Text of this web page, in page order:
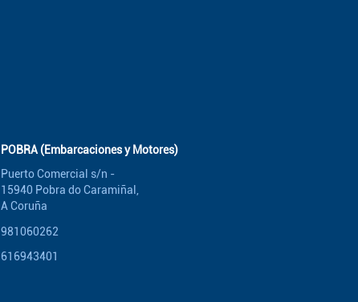
POBRA (Embarcaciones y Motores)
Puerto Comercial s/n -
15940 Pobra do Caramiñal,
A Coruña
981060262
616943401